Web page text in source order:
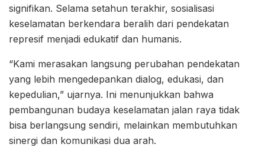
signifikan. Selama setahun terakhir, sosialisasi
keselamatan berkendara beralih dari pendekatan
represif menjadi edukatif dan humanis.
“Kami merasakan langsung perubahan pendekatan
yang lebih mengedepankan dialog, edukasi, dan
kepedulian,” ujarnya. Ini menunjukkan bahwa
pembangunan budaya keselamatan jalan raya tidak
bisa berlangsung sendiri, melainkan membutuhkan
sinergi dan komunikasi dua arah.